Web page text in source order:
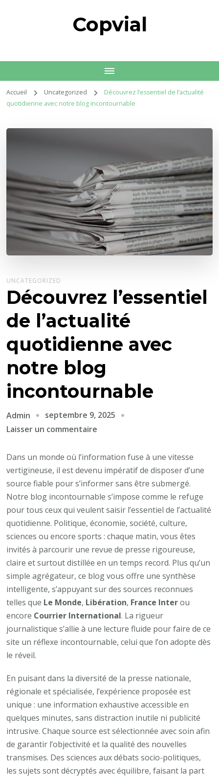
Copvial
Accueil Uncategorized
Découvrez l’essentiel de l’actualité
quotidienne avec notre blog incontournable
UNCATEGORIZED
Découvrez l’essentiel
de l’actualité
quotidienne avec
notre blog
incontournable
Admin
septembre 9, 2025
Laisser un commentaire
l’essentiel
de
l’actualité
quotidienne
avec
notre
blog
incontournable
Dans un monde où l’information fuse à une vitesse
vertigineuse, il est devenu impératif de disposer d’une
source fiable pour s’informer sans être submergé.
Notre blog incontournable s’impose comme le refuge
pour tous ceux qui veulent saisir l’essentiel de l’actualité
quotidienne. Politique, économie, société, culture,
sciences ou encore sports : chaque matin, vous êtes
invités à parcourir une revue de presse rigoureuse,
claire et surtout distillée en un temps record. Plus qu’un
simple agrégateur, ce blog vous offre une synthèse
intelligente, s’appuyant sur des sources reconnues
telles que Le Monde, Libération, France Interou
encore Courrier International. La rigueur
journalistique s’allie à une lecture fluide pour faire de ce
site un réflexe incontournable, celui que l’on adopte dès
le réveil.
En puisant dans la diversité de la presse nationale,
régionale et spécialisée, l’expérience proposée est
unique : une information exhaustive accessible en
quelques minutes, sans distraction inutile ni publicité
intrusive. Chaque source est sélectionnée avec soin afin
de garantir l’objectivité et la qualité des nouvelles
transmises. Des sciences aux débats socio-politiques,
les sujets sont décryptés avec équilibre, faisant la part